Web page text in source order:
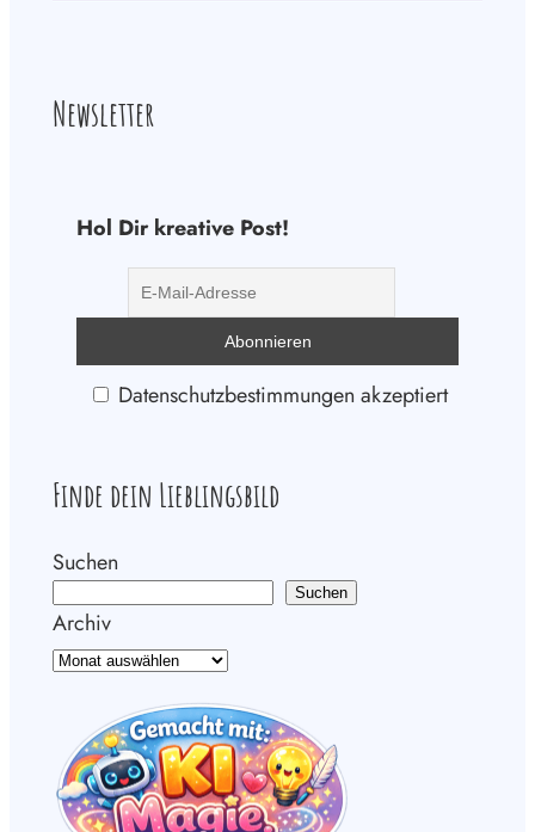
Newsletter
Hol Dir kreative Post!
Datenschutzbestimmungen akzeptiert
Finde dein Lieblingsbild
Suchen
Suchen
Archiv